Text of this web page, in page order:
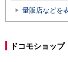
量販店などを
ドコモショップ